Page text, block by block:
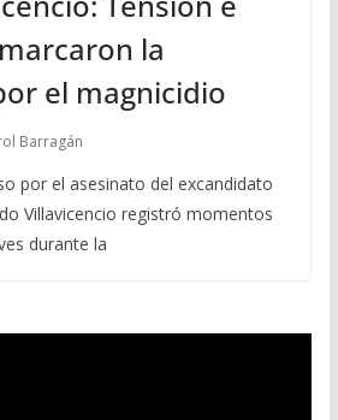
la
el magnicidio
Barragán
por el asesinato del excandidato
Villavicencio registró momentos
durante la